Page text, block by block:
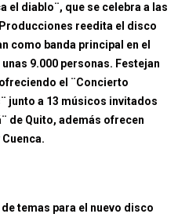
el diablo¨, que se celebra a las
reedita el disco
como banda principal en el
9.000 personas. Festejan
el ¨Concierto
junto a 13 músicos invitados
de Quito, además ofrecen
temas para el nuevo disco